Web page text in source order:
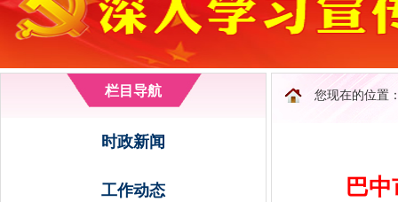
栏目导航
时政新闻
工作动态
您现在的位置
巴